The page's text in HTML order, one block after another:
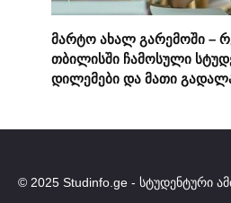
მარტო ახალ გარემოში –
თბილისში ჩამოსული
დილემები და მათი
© 2025 Studinfo.ge - სტუდენტური